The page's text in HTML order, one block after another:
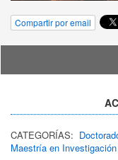
Compartir por email
CATEGORÍAS:
Maestría en